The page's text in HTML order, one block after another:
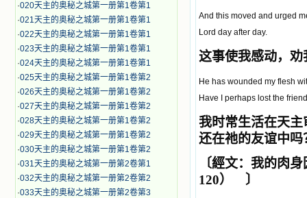
·020天主的奥秘之城第一册第1卷第1
·021天主的奥秘之城第一册第1卷第1
·022天主的奥秘之城第一册第1卷第1
·023天主的奥秘之城第一册第1卷第1
·024天主的奥秘之城第一册第1卷第1
·025天主的奥秘之城第一册第1卷第2
·026天主的奥秘之城第一册第1卷第2
·027天主的奥秘之城第一册第1卷第2
·028天主的奥秘之城第一册第1卷第2
·029天主的奥秘之城第一册第1卷第2
·030天主的奥秘之城第一册第1卷第2
·031天主的奥秘之城第一册第2卷第1
·032天主的奥秘之城第一册第2卷第2
·033天主的奥秘之城第一册第2卷第3
And this moved and urged
Lord day after day.
这事使我感动，
He has wounded my flesh
Have I perhaps lost the
我时常生活在天
还在祂的友谊中吗
〔經文： 我的肉身
120） 〕